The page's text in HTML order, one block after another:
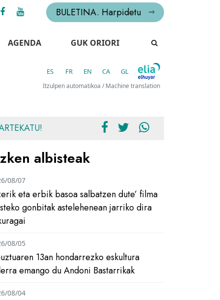
BULETINA. Harpidetu
AGENDA GUK ORIORI
ES FR EN CA GL
Itzulpen automatikoa / Machine translation
albisteak
eta erbik basoa salbatzen dute’ filma
gonbitak astelehenean jarriko dira
08/07
13an hondarrezko eskultura
emango du Andoni Bastarrikak
08/05
08/04